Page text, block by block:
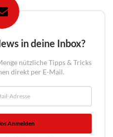
in deine Inbox?
nützliche Tipps & Tricks
direkt per E-Mail.
Anmelden